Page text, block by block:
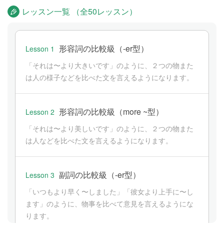
レッスン一覧 （全50レッスン）
Lesson 1 形容詞の比較級（-er型）
「それは〜より大きいです」のように、２つの物また
は人の様子などを比べた文を言えるようになります。
Lesson 2 形容詞の比較級（more ~型）
「それは〜より美しいです」のように、２つの物また
は人などを比べた文を言えるようになります。
Lesson 3 副詞の比較級（-er型）
「いつもより早く〜しました」「彼女より上手に〜し
ます」のように、物事を比べて意見を言えるようにな
ります。